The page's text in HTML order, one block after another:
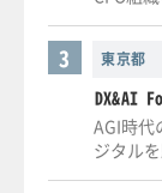
東京都
3
DX&AI
AGI時
ジタル